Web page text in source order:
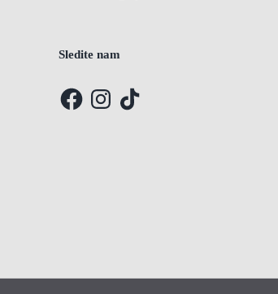
Sledite nam
FacebookInstagram
TikTok